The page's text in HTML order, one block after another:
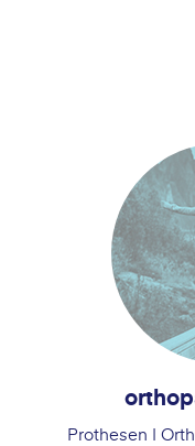
Prothesen |